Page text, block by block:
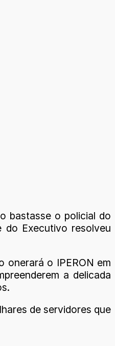
bastasse o policial do
do Executivo resolveu
onerará o IPERON em
a delicada
de servidores que